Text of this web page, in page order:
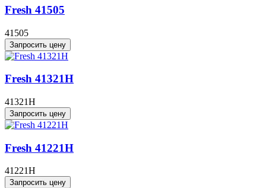
Fresh 41505
41505
Запросить цену
Fresh 41321H
41321H
Запросить цену
Fresh 41221H
41221H
Запросить цену